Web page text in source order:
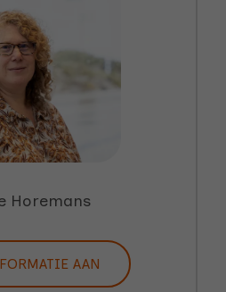
AAN
Horemans